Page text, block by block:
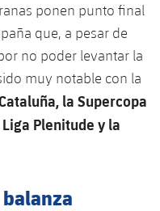
ponen punto final
que, a pesar de
no poder levantar la
muy notable con la
la Supercopa
Plenitude y la